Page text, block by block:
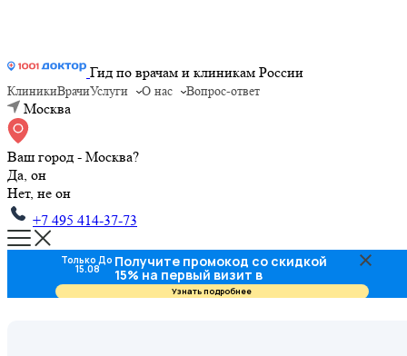
Гид по врачам и клиникам России
КлиникиВрачиУслуги О нас Вопрос-ответ
Москва
Ваш город - Москва?
Да, он
Нет, не он
+7 495 414-37-73
Только До
15.08 Получите промокод со скидкой
15% на первый визит в
стоматологию
Узнать подробнее